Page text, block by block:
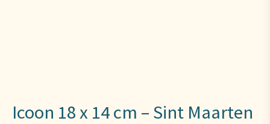
Icoon 18 x 14 cm – Sint Maarten